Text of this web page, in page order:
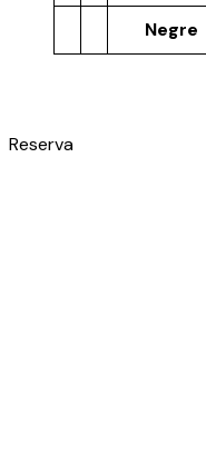
Negre
Reserva